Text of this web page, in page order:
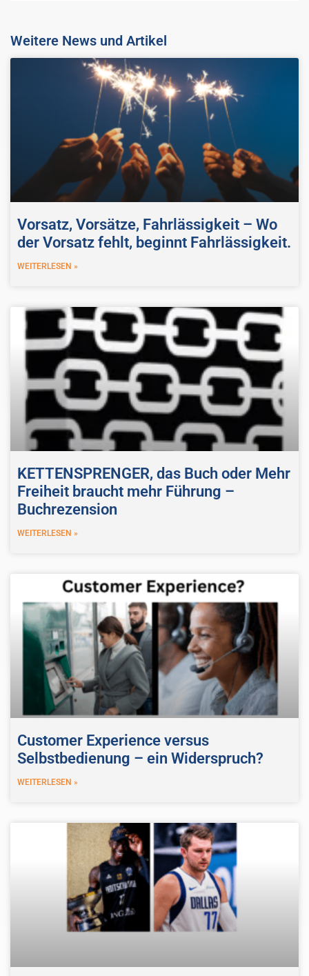
Weitere News und Artikel
Vorsatz, Vorsätze, Fahrlässigkeit – Wo
der Vorsatz fehlt, beginnt Fahrlässigkeit.
WEITERLESEN »
KETTENSPRENGER, das Buch oder Mehr
Freiheit braucht mehr Führung –
Buchrezension
WEITERLESEN »
Customer Experience versus
Selbstbedienung – ein Widerspruch?
WEITERLESEN »